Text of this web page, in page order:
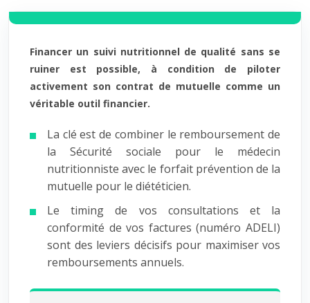
Financer un suivi nutritionnel de qualité sans se
ruiner est possible, à condition de piloter
activement son contrat de mutuelle comme un
véritable outil financier.
La clé est de combiner le remboursement de
la Sécurité sociale pour le médecin
nutritionniste avec le forfait prévention de la
mutuelle pour le diététicien.
Le timing de vos consultations et la
conformité de vos factures (numéro ADELI)
sont des leviers décisifs pour maximiser vos
remboursements annuels.